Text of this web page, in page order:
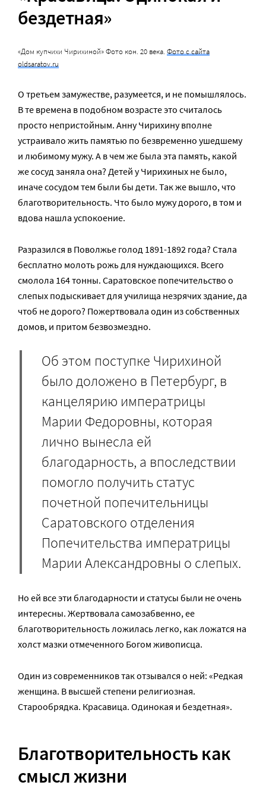
бездетная»
«Дом купчихи Чирихиной» Фото кон. 20 века. Фото с сайта
oldsaratov.ru
О третьем замужестве, разумеется, и не помышлялось.
В те времена в подобном возрасте это считалось
просто непристойным. Анну Чирихину вполне
устраивало жить памятью по безвременно ушедшему
и любимому мужу. А в чем же была эта память, какой
же сосуд заняла она? Детей у Чирихиных не было,
иначе сосудом тем были бы дети. Так же вышло, что
благотворительность. Что было мужу дорого, в том и
вдова нашла успокоение.
Разразился в Поволжье голод 1891-1892 года? Стала
бесплатно молоть рожь для нуждающихся. Всего
смолола 164 тонны. Саратовское попечительство о
слепых подыскивает для училища незрячих здание, да
чтоб не дорого? Пожертвовала один из собственных
домов, и притом безвозмездно.
Об этом поступке Чирихиной
было доложено в Петербург, в
канцелярию императрицы
Марии Федоровны, которая
лично вынесла ей
благодарность, а впоследствии
помогло получить статус
почетной попечительницы
Саратовского отделения
Попечительства императрицы
Марии Александровны о слепых.
Но ей все эти благодарности и статусы были не очень
интересны. Жертвовала самозабвенно, ее
благотворительность ложилась легко, как ложатся на
холст мазки отмеченного Богом живописца.
Один из современников так отзывался о ней: «Редкая
женщина. В высшей степени религиозная.
Старообрядка. Красавица. Одинокая и бездетная».
Благотворительность как
смысл жизни